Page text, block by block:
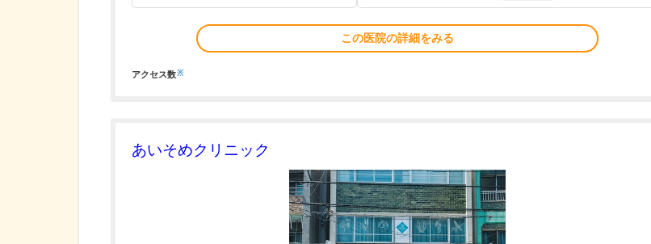
この医院の詳細をみる
アクセス数※
あいそめクリニック